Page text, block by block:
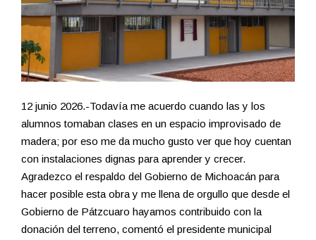
12 junio 2026.-Todavía me acuerdo cuando las y los
alumnos tomaban clases en un espacio improvisado de
madera; por eso me da mucho gusto ver que hoy cuentan
con instalaciones dignas para aprender y crecer.
Agradezco el respaldo del Gobierno de Michoacán para
hacer posible esta obra y me llena de orgullo que desde el
Gobierno de Pátzcuaro hayamos contribuido con la
donación del terreno, comentó el presidente municipal